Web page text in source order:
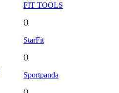
FIT TOOLS
()
StarFit
()
Sportpanda
()